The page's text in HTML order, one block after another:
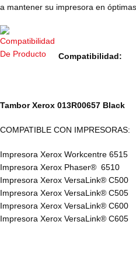
a mantener su impresora en
Compatibilidad:
Tambor Xerox 013R00657 Black
COMPATIBLE CON IMPRESORAS:
Impresora Xerox Workcentre 6515
Impresora Xerox Phaser® 6510
Impresora Xerox VersaLink® C500
Impresora Xerox VersaLink® C505
Impresora Xerox VersaLink® C600
Impresora Xerox VersaLink® C605